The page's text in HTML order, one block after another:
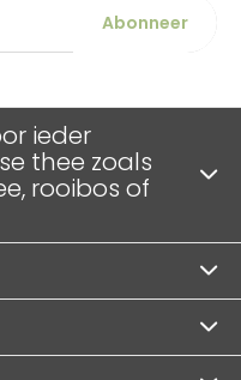
Abonneer
ieder
thee zoals
rooibos of